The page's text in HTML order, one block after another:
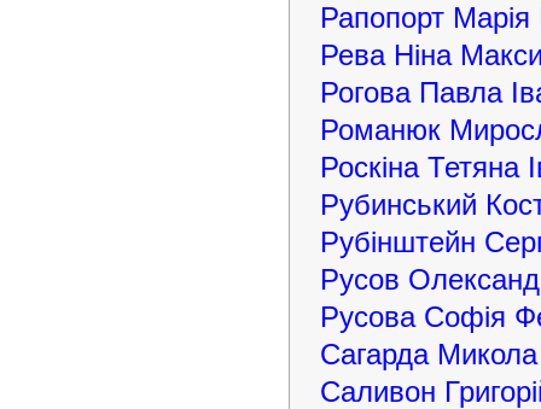
Рапопорт
Рева Ніна
Рогова Павла
Романюк
Роскіна Тетяна
Рубинський
Рубінштейн
Русов
Русова Софія
Сагарда Микола
Саливон